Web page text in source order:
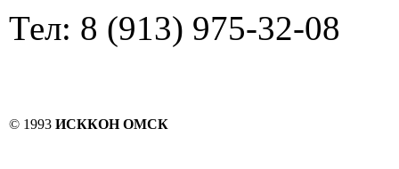
Тел: 8 (913) 975-32-08
© 1993 ИСККОН ОМСК